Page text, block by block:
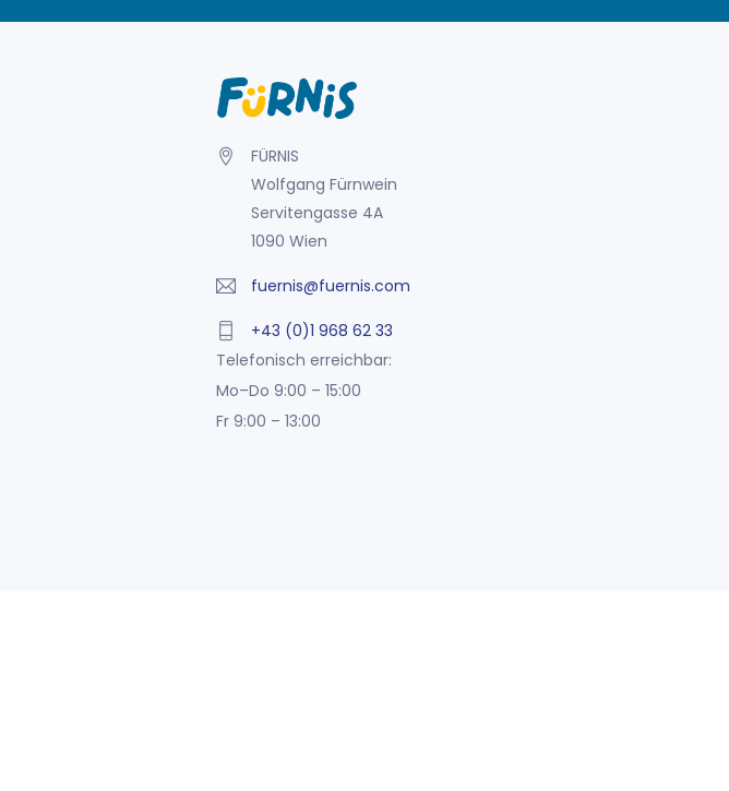
FÜRNIS
Wolfgang Fürnwein
Servitengasse 4A
1090 Wien
fuernis@fuernis.com
+43 (0)1 968 62 33
Telefonisch erreichbar:
Mo–Do 9:00 – 15:00
Fr 9:00 – 13:00